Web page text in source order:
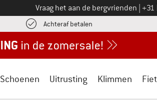
Vraag het aan de bergvrienden Bel
+31
Achteraf betalen vind de
Schoenen Uitrusting Klimmen